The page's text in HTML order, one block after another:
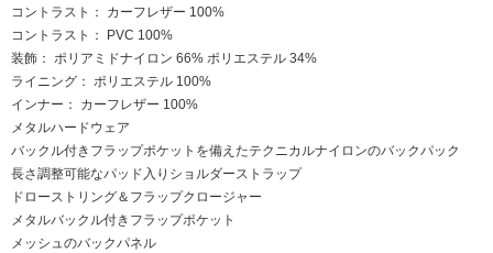
コントラスト： カーフレザー 100%
コントラスト： PVC 100%
装飾： ポリアミドナイロン 66% ポリエステル 34%
ライニング： ポリエステル 100%
インナー： カーフレザー 100%
メタルハードウェア
バックル付きフラップポケットを備えたテクニカルナイロンのバックパック
長さ調整可能なパッド入りショルダーストラップ
ドローストリング＆フラップクロージャー
メタルバックル付きフラップポケット
メッシュのバックパネル